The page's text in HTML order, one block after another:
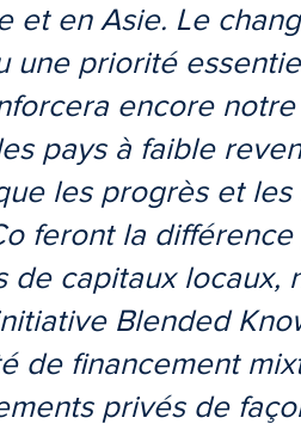
et en Asie. Le
une priorité
encore
pays à faible
les progrès et les
feront la différence
de capitaux locaux,
Blended
de financement
privés de